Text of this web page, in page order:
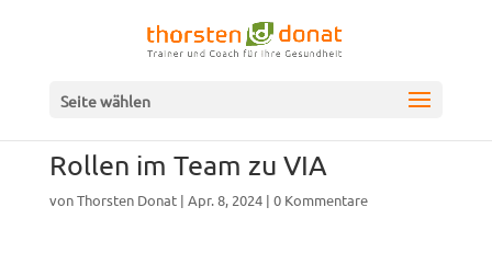
Seite wählen
Rollen im Team zu VIA
vonThorsten Donat| Apr. 8, 2024| 0 Kommentare